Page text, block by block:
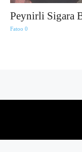
Peynirli Sigara
Fatoo 0